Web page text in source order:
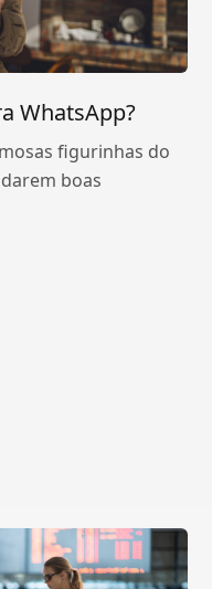
WhatsApp?
figurinhas do
boas